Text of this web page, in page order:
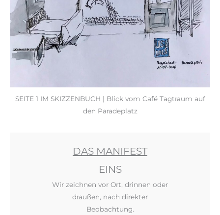
SEITE 1 IM SKIZZENBUCH | Blick vom Café Tagtraum auf
den Paradeplatz
DAS MANIFEST
EINS
Wir zeichnen vor Ort, drinnen oder
draußen, nach direkter
Beobachtung.